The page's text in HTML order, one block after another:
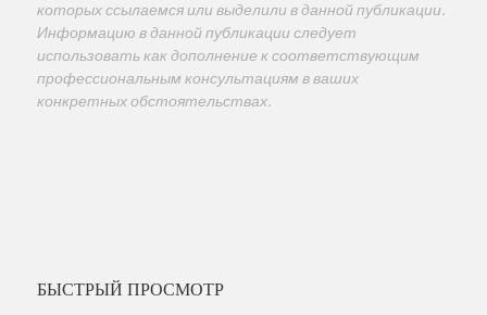
которых ссылаемся или выделили в данной публикации.
Информацию в данной публикации следует
использовать как дополнение к соответствующим
профессиональным консультациям в ваших
конкретных обстоятельствах.
БЫСТРЫЙ ПРОСМОТР